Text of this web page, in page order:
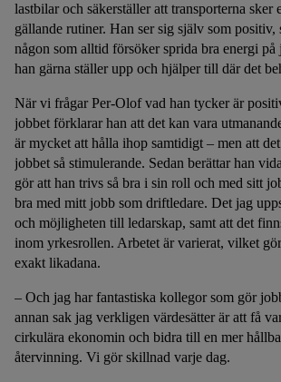
lastbilar och säkerställer att transporterna
gällande rutiner. Han ser sig själv som
någon som alltid försöker sprida bra energi
han gärna ställer upp och hjälper till där det
När vi frågar Per-Olof vad han tycker är
jobbet förklarar han att det kan vara
är mycket att hålla ihop samtidigt – men att
jobbet så stimulerande. Sedan berättar han
gör att han trivs så bra i sin roll och med sitt
bra med mitt jobb som driftledare. Det jag
och möjligheten till ledarskap, samt att det
inom yrkesrollen. Arbetet är varierat, vilket
exakt likadana.
– Och jag har fantastiska kollegor som gör
annan sak jag verkligen värdesätter är att få
cirkulära ekonomin och bidra till en mer
återvinning. Vi gör skillnad varje dag.